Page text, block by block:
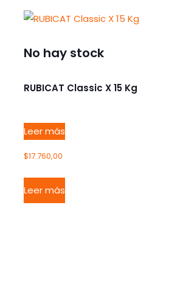
No hay stock
RUBICAT Classic X 15 Kg
Leer más
$17.760,00
Leer más